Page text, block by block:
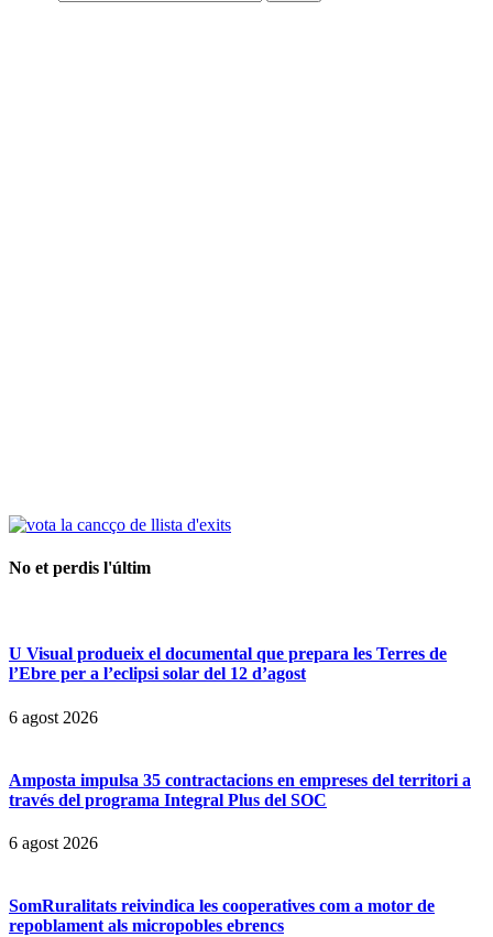
No et perdis l'últim
U Visual produeix el documental que prepara les Terres de
l’Ebre per a l’eclipsi solar del 12 d’agost
6 agost 2026
Amposta impulsa 35 contractacions en empreses del territori a
través del programa Integral Plus del SOC
6 agost 2026
SomRuralitats reivindica les cooperatives com a motor de
repoblament als micropobles ebrencs